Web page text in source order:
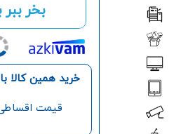
بخر
خرید همین کالا
قیمت